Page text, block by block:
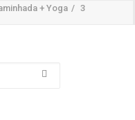
+ Yoga 3